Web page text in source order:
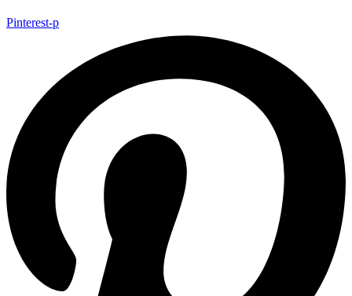
Pinterest-p